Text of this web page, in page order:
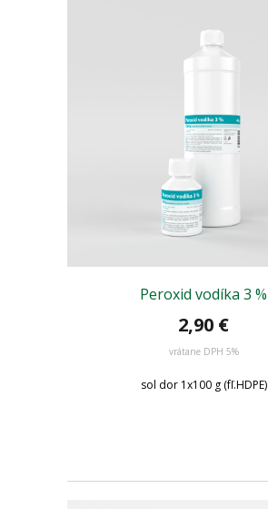
Peroxid vodíka 3 %
2,90 €
vrátane DPH 5%
sol dor 1x100 g (fľ.HDPE)